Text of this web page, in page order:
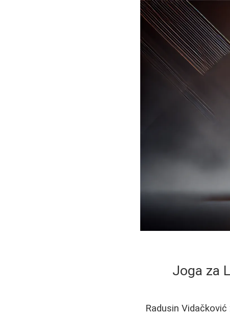
Joga za
Radusin Vidačković